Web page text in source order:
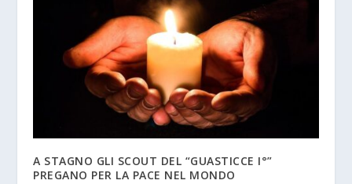
A STAGNO GLI SCOUT DEL “GUASTICCE I°”
PREGANO PER LA PACE NEL MONDO